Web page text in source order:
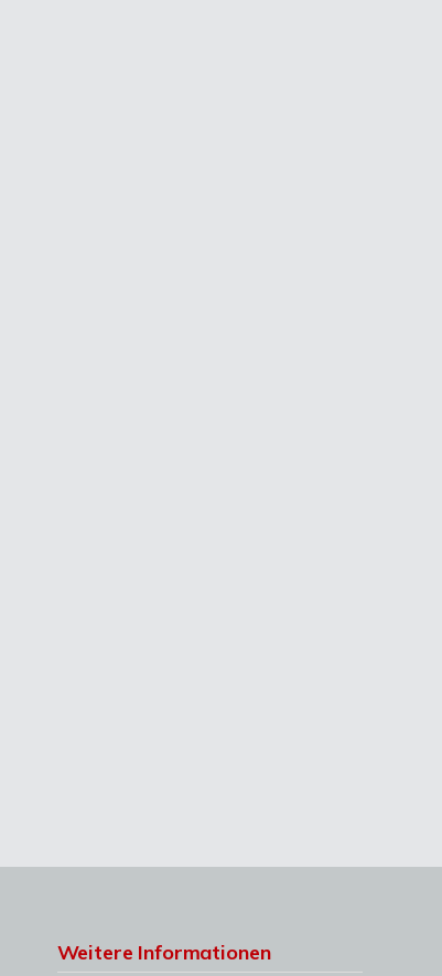
Weitere Informationen